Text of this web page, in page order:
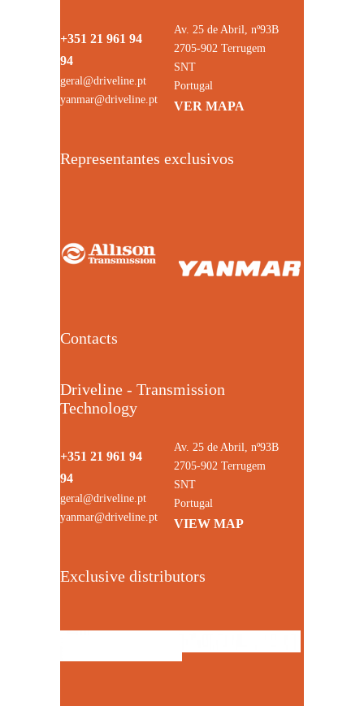
+351 21 961 94
94
geral@driveline.pt
yanmar@driveline.pt
Av. 25 de Abril, nº93B
2705-902 Terrugem
SNT
Portugal
VER MAPA
Representantes exclusivos
Contacts
Driveline - Transmission
Technology
+351 21 961 94
94
geral@driveline.pt
yanmar@driveline.pt
Av. 25 de Abril, nº93B
2705-902 Terrugem
SNT
Portugal
VIEW MAP
Exclusive distributors